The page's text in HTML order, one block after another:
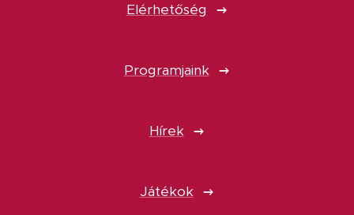
Elérhetőség
Programjaink
Hírek
Játékok